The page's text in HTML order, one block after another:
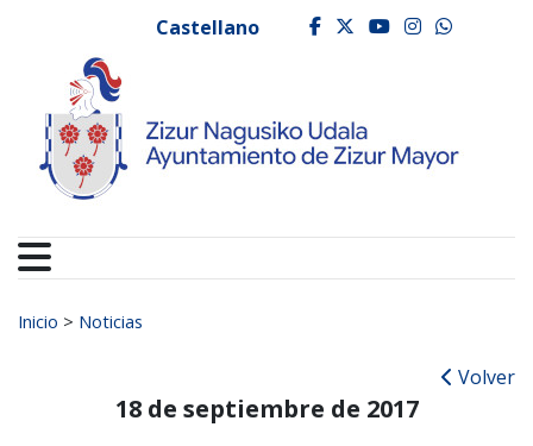
Ayuntamiento de
Castellano facebook
twitter
youtube
Buscar:
Inicio > Noticias
Volver
18 de septiembre de 2017